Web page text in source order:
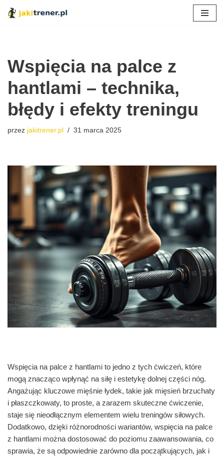
Wspięcia na palce z
hantlami – technika,
błędy i efekty treningu
przez jakitrener.pl 31 marca 2025
Wspięcia na palce z hantlami to jedno z tych ćwiczeń, które
mogą znacząco wpłynąć na siłę i estetykę dolnej części nóg.
Angażując kluczowe mięśnie łydek, takie jak mięsień brzuchaty
i płaszczkowaty, to proste, a zarazem skuteczne ćwiczenie,
staje się nieodłącznym elementem wielu treningów siłowych.
Dodatkowo, dzięki różnorodności wariantów, wspięcia na palce
z hantlami można dostosować do poziomu zaawansowania, co
sprawia, że są odpowiednie zarówno dla początkujących, jak i